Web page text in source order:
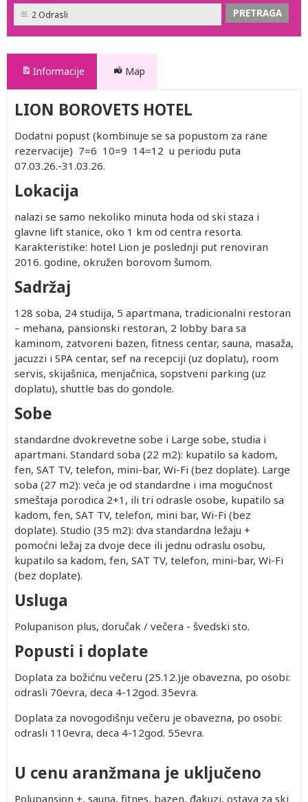
2 Odrasli
Informacije Map
LION BOROVETS HOTEL
Dodatni popust (kombinuje se sa popustom za rane
rezervacije) 7=6 10=9 14=12 u periodu puta
07.03.26.-31.03.26.
Lokacija
nalazi se samo nekoliko minuta hoda od ski staza i
glavne lift stanice, oko 1 km od centra resorta.
Karakteristike: hotel Lion je poslednji put renoviran
2016. godine, okružen borovom šumom.
Sadržaj
128 soba, 24 studija, 5 apartmana, tradicionalni restoran
– mehana, pansionski restoran, 2 lobby bara sa
kaminom, zatvoreni bazen, fitness centar, sauna, masaža,
jacuzzi i SPA centar, sef na recepciji (uz doplatu), room
servis, skijašnica, menjačnica, sopstveni parking (uz
doplatu), shuttle bas do gondole.
Sobe
standardne dvokrevetne sobe i Large sobe, studia i
apartmani. Standard soba (22 m2): kupatilo sa kadom,
fen, SAT TV, telefon, mini-bar, Wi-Fi (bez doplate). Large
soba (27 m2): veća je od standardne i ima mogućnost
smeštaja porodica 2+1, ili tri odrasle osobe, kupatilo sa
kadom, fen, SAT TV, telefon, mini bar, Wi-Fi (bez
doplate). Studio (35 m2): dva standardna ležaju +
pomoćni ležaj za dvoje dece ili jednu odraslu osobu,
kupatilo sa kadom, fen, SAT TV, telefon, mini-bar, Wi-Fi
(bez doplate).
Usluga
Polupanison plus, doručak / večera - švedski sto.
Popusti i doplate
Doplata za božićnu večeru (25.12.)je obavezna, po osobi:
odrasli 70evra, deca 4-12god. 35evra.
Doplata za novogodišnju večeru je obavezna, po osobi:
odrasli 110evra, deca 4-12god. 55evra.
U cenu aranžmana je uključeno
Polupansion +, sauna, fitnes, bazen, đakuzi, ostava za ski